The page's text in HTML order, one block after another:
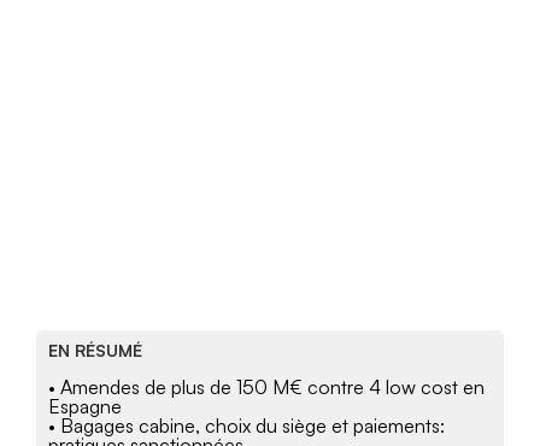
EN RÉSUMÉ
• Amendes de plus de 150 M€ contre 4 low cost en
Espagne
• Bagages cabine, choix du siège et paiements: